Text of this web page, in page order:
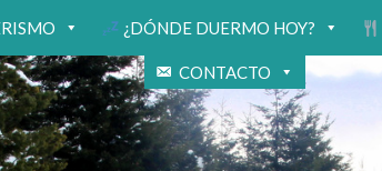
¿DÓNDE DUERMO HOY?
CONTACTO